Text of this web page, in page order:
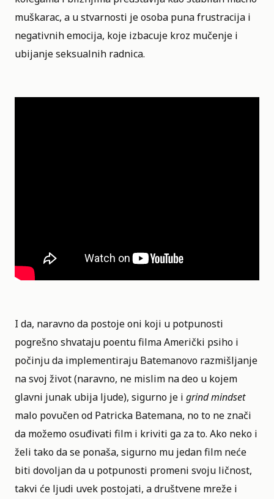
muškarac, a u stvarnosti je osoba puna frustracija i
negativnih emocija, koje izbacuje kroz mučenje i
ubijanje seksualnih radnica.
I da, naravno da postoje oni koji u potpunosti
pogrešno shvataju poentu filma Američki psiho i
počinju da implementiraju Batemanovo razmišljanje
na svoj život (naravno, ne mislim na deo u kojem
glavni junak ubija ljude), sigurno je i grind mindset
malo povučen od Patricka Batemana, no to ne znači
da možemo osuđivati film i kriviti ga za to. Ako neko i
želi tako da se ponaša, sigurno mu jedan film neće
biti dovoljan da u potpunosti promeni svoju ličnost,
takvi će ljudi uvek postojati, a društvene mreže i